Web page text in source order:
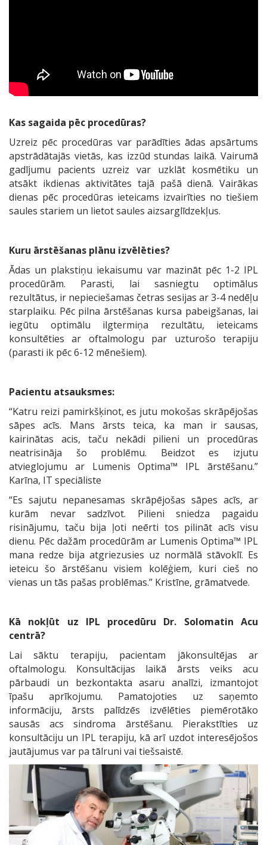
Kas sagaida pēc procedūras?
Uzreiz pēc procedūras var parādīties ādas apsārtums
apstrādātajās vietās, kas izzūd stundas laikā. Vairumā
gadījumu pacients uzreiz var uzklāt kosmētiku un
atsākt ikdienas aktivitātes tajā pašā dienā. Vairākas
dienas pēc procedūras ieteicams izvairīties no tiešiem
saules stariem un lietot saules aizsarglīdzekļus.
Kuru ārstēšanas plānu izvēlēties?
Ādas un plakstiņu iekaisumu var mazināt pēc 1-2 IPL
procedūrām. Parasti, lai sasniegtu optimālus
rezultātus, ir nepieciešamas četras sesijas ar 3-4 nedēļu
starplaiku. Pēc pilna ārstēšanas kursa pabeigšanas, lai
iegūtu optimālu ilgtermiņa rezultātu, ieteicams
konsultēties ar oftalmologu par uzturošo terapiju
(parasti ik pēc 6-12 mēnešiem).
Pacientu atsauksmes:
“Katru reizi pamirkšķinot, es jutu mokošas skrāpējošas
sāpes acīs. Mans ārsts teica, ka man ir sausas,
kairinātas acis, taču nekādi pilieni un procedūras
neatrisināja šo problēmu. Beidzot es izjutu
atvieglojumu ar Lumenis Optima™ IPL ārstēšanu.”
Karīna, IT speciāliste
“Es sajutu nepanesamas skrāpējošas sāpes acīs, ar
kurām nevar sadzīvot. Pilieni sniedza pagaidu
risinājumu, taču bija ļoti neērti tos pilināt acīs visu
dienu. Pēc dažām procedūrām ar Lumenis Optima™ IPL
mana redze bija atgriezusies uz normālā stāvoklī. Es
ieteicu šo ārstēšanu visiem kolēģiem, kuri cieš no
vienas un tās pašas problēmas.” Kristīne, grāmatvede.
Kā nokļūt uz IPL procedūru Dr. Solomatin Acu
centrā?
Lai sāktu terapiju, pacientam jākonsultējas ar
oftalmologu. Konsultācijas laikā ārsts veiks acu
pārbaudi un bezkontakta asaru analīzi, izmantojot
īpašu aprīkojumu. Pamatojoties uz saņemto
informāciju, ārsts palīdzēs izvēlēties piemērotāko
sausās acs sindroma ārstēšanu. Pierakstīties uz
konsultāciju un IPL terapiju, kā arī uzdot interesējošos
jautājumus var pa tālruni vai tiešsaistē.